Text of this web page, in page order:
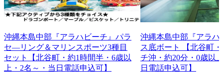
沖縄本島中部『アラハビーチ』パラ
セ―リング＆マリンスポーツ3種目
セット【北谷町・約1時間半・6歳以
上・2名～・当日電話申込可】
沖縄本島中部『アラハ
ス底ボート 【北谷町
チ沖・約20分・0歳以
日電話申込可】